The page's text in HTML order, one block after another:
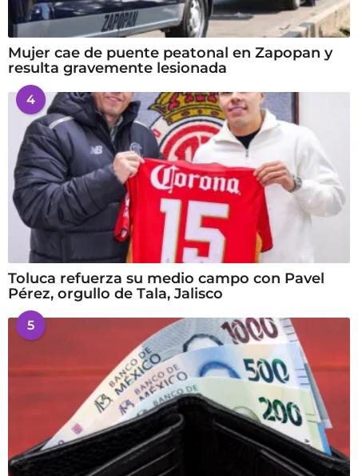
Mujer cae de puente peatonal en Zapopan y
resulta gravemente lesionada
4
Toluca refuerza su medio campo con Pavel
Pérez, orgullo de Tala, Jalisco
5